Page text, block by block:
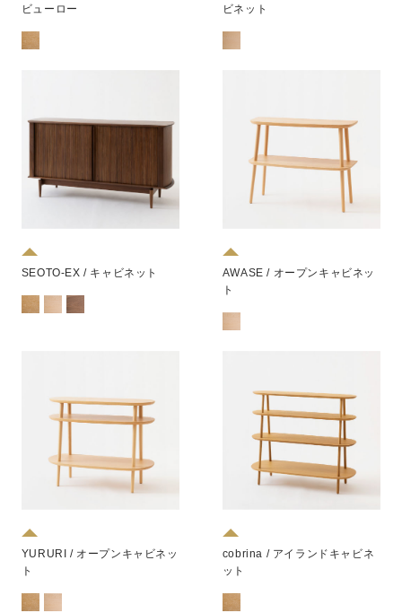
ビューロー
ビネット
SEOTO-EX / キャビネット
AWASE / オープンキャビネッ
ト
YURURI / オープンキャビネッ
ト
cobrina / アイランドキャビネ
ット